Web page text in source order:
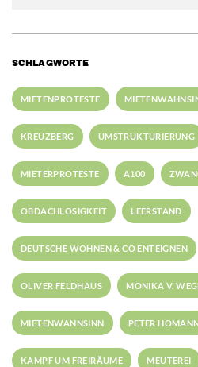
SCHLAGWORTE
MIETENPROTESTE
KREUZBERG UMSTRUKTURIERUNG
MIETERPROTESTE A100
OBDACHLOSIGKEIT LEERSTAND
DEUTSCHE WOHNEN & CO ENTEIGNEN
OLIVER FELDHAUS MONIKA V.
MIETENWANNSINN PETER
KAMPF UM FREIRÄUME MEUTEREI